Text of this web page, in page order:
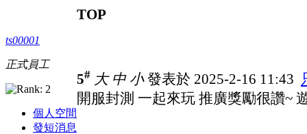
TOP
ts00001
正式員工
個人空間
發短消息
5# 大 中 小發表於 2025-2-16 11:43
開服封測 一起來玩 推廣獎勵很讚~